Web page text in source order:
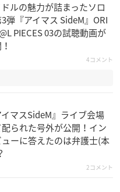
ルの魅力が詰まったソロ
弾『アイマス SideM』ORI
PIECES 03の試聴動画が
4コメント
イマスSideM』ライブ会場
配られた号外が公開！イン
ーに答えたのは弁護士(本
2コメント